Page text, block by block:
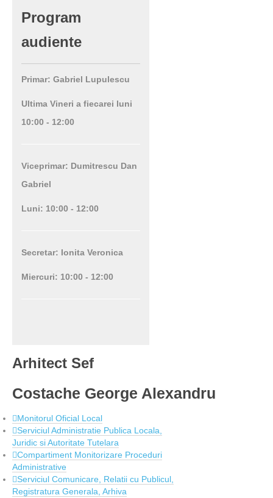
Program
audiente
Primar: Gabriel Lupulescu
Ultima Vineri a fiecarei luni
10:00 - 12:00
Viceprimar: Dumitrescu Dan
Gabriel
Luni: 10:00 - 12:00
Secretar: Ionita Veronica
Miercuri: 10:00 - 12:00
Arhitect Sef
Costache George Alexandru
Monitorul Oficial Local
Serviciul Administratie Publica Locala,
Juridic si Autoritate Tutelara
Compartiment Monitorizare Proceduri
Administrative
Serviciul Comunicare, Relatii cu Publicul,
Registratura Generala, Arhiva